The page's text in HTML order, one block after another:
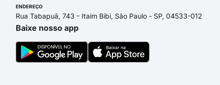
ENDEREÇO
Rua Tabapuã, 743 - Itaim Bibi, São Paulo - SP, 04533-012
Baixe nosso app